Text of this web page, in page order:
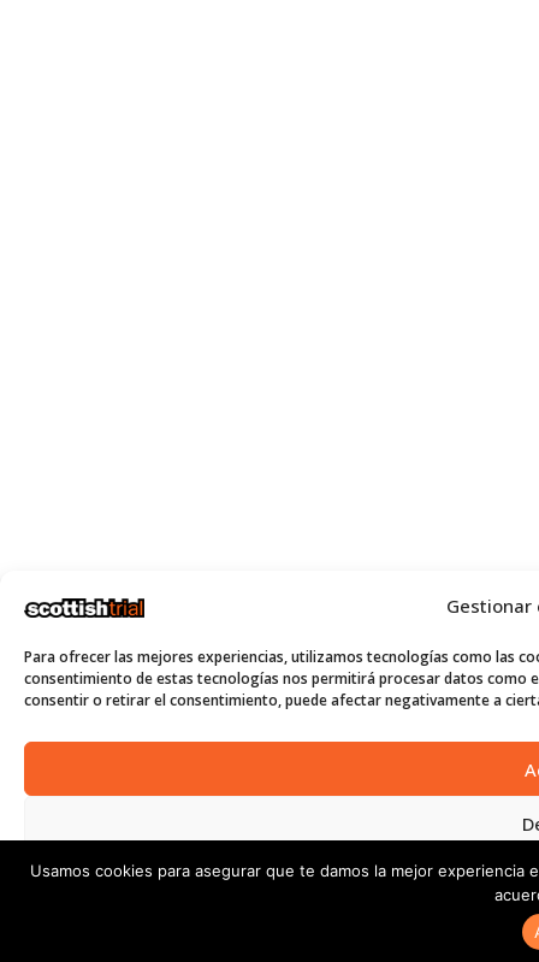
Para ofrecer las mejores experiencias, utilizamos tecnologías como las
consentimiento de estas tecnologías nos permitirá procesar datos como
consentir o retirar el consentimiento, puede afectar negativamente a
Ver
Usamos cookies para asegurar que te damos la mejor